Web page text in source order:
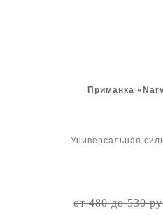
Приманка
Универсальная
от 480 до 530